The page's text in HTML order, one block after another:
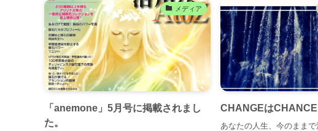
メディア
「anemone」5月号に掲載されまし
た。
CHANGEはCHANCE
あなたの人生、今のままで